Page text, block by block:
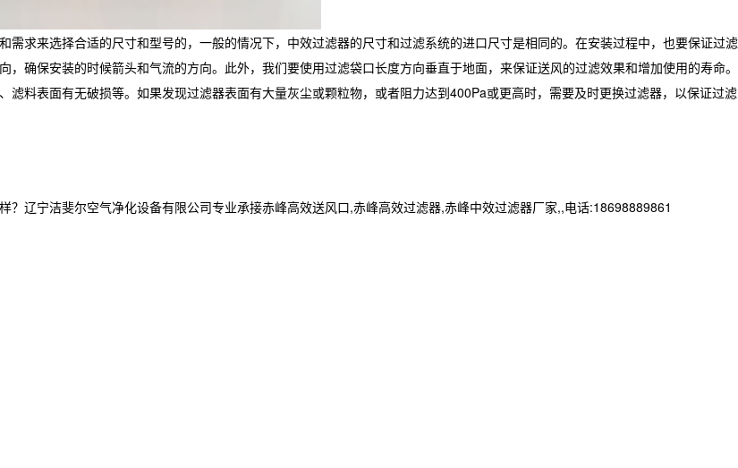
求来选择合适的尺寸和型号的，一般的情况下，中效过滤器的尺寸和过滤系统的进口尺寸是相同的。在安装过程中，也要保证过滤
确保安装的时候箭头和气流的方向。此外，我们要使用过滤袋口长度方向垂直于地面，来保证送风的过滤效果和增加使用的寿命。
料表面有无破损等。如果发现过滤器表面有大量灰尘或颗粒物，或者阻力达到400Pa或更高时，需要及时更换过滤器，以保证过滤
辽宁洁斐尔空气净化设备有限公司专业承接赤峰高效送风口,赤峰高效过滤器,赤峰中效过滤器厂家,,电话:18698889861